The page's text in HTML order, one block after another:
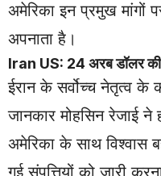
अमेरिका इन प्रमुख मांगों
अपनाता है।
Iran US: 24 अरब डॉलर की
ईरान के सर्वोच्च नेतृत्व के
जानकार मोहसिन रेजाई ने
अमेरिका के साथ विश्वास
गई संपत्तियों को जारी